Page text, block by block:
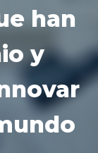
han
y